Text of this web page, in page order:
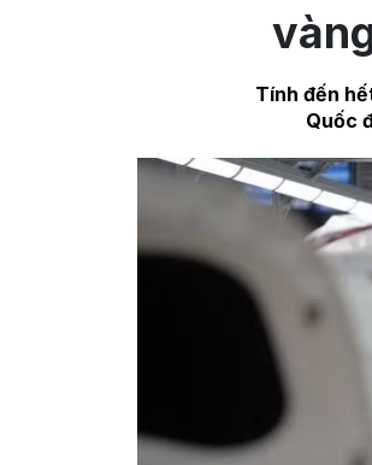
Tính đến
Quốc